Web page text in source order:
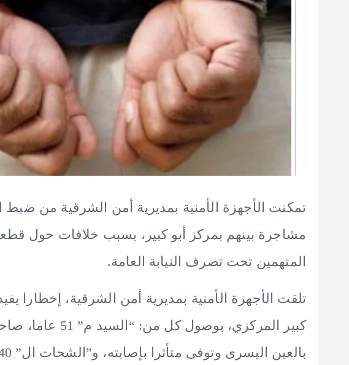
تمكنت الأجهزة الأمنية بمديرية أمن الشرقية من
مشاجرة بينهم بمركز أبو كبير، بسبب خلافات حول
المتهمين تحت تصرف النيابة العامة.
تلقت الأجهزة الأمنية بمديرية أمن الشرقية، إخطارا
كبير المركزي،